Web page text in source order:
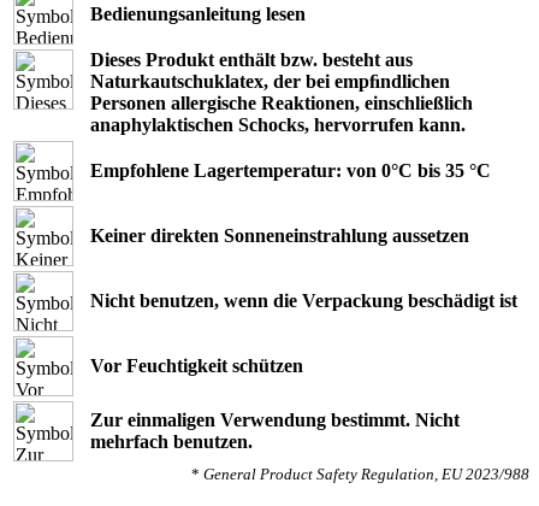
Bedienungsanleitung lesen
Dieses Produkt enthält bzw. besteht aus
Naturkautschuklatex, der bei empﬁndlichen
Personen allergische Reaktionen, einschließlich
anaphylaktischen Schocks, hervorrufen kann.
Empfohlene Lagertemperatur: von 0°C bis 35 °C
Keiner direkten Sonneneinstrahlung aussetzen
Nicht benutzen, wenn die Verpackung beschädigt ist
Vor Feuchtigkeit schützen
Zur einmaligen Verwendung bestimmt. Nicht
mehrfach benutzen.
* General Product Safety Regulation, EU 2023/988